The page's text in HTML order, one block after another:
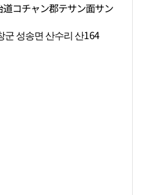
コチャン郡テサン面サン
군 성송면 산수리 산164